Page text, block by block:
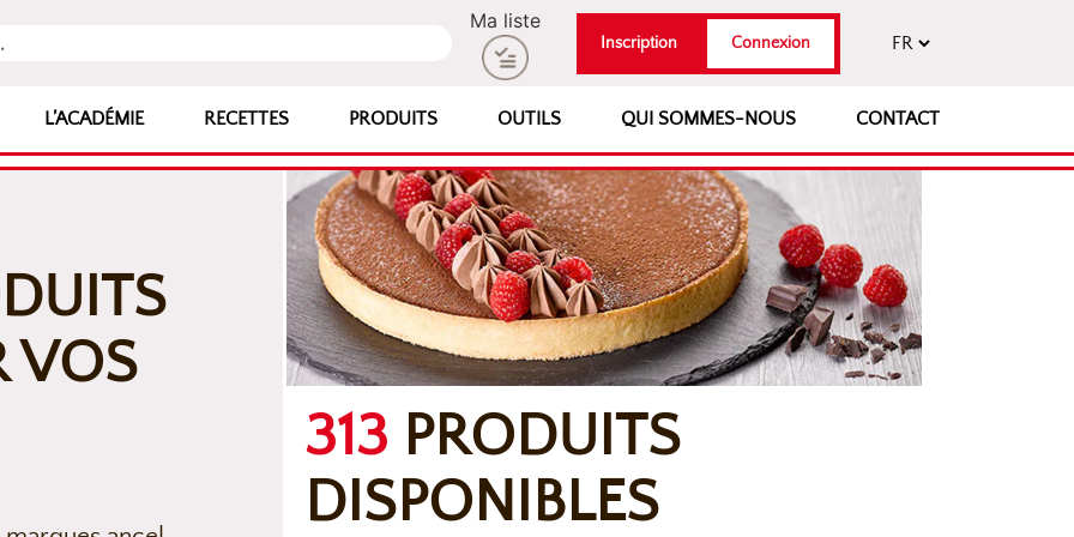
Ma liste
Inscription Connexion
L’ACADÉMIE RECETTES PRODUITS OUTILS QUI SOMMES-NOUS CONTACT
VOS
313 PRODUITS
DISPONIBLES